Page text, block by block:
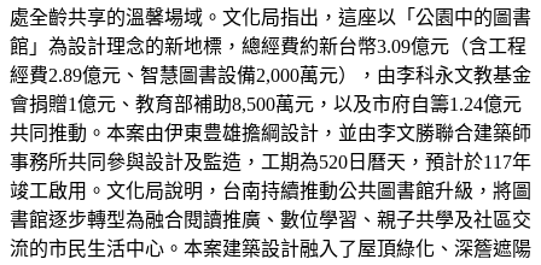
處全齡共享的溫馨場域。文化局指出，這座以「公園中的圖書
館」為設計理念的新地標，總經費約新台幣3.09億元（含工程
經費2.89億元、智慧圖書設備2,000萬元），由李科永文教基金
會捐贈1億元、教育部補助8,500萬元，以及市府自籌1.24億元
共同推動。本案由伊東豊雄擔綱設計，並由李文勝聯合建築師
事務所共同參與設計及監造，工期為520日曆天，預計於117年
竣工啟用。文化局說明，台南持續推動公共圖書館升級，將圖
書館逐步轉型為融合閱讀推廣、數位學習、親子共學及社區交
流的市民生活中心。本案建築設計融入了屋頂綠化、深簷遮陽